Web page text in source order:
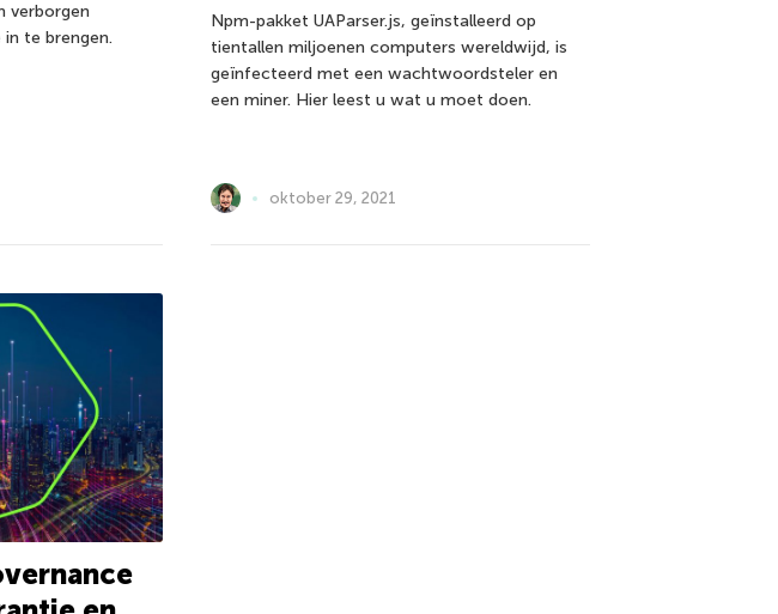
verborgen
te brengen.
Npm-pakket UAParser.js, geïnstalleerd op
tientallen miljoenen computers wereldwijd, is
geïnfecteerd met een wachtwoordsteler en
een miner. Hier leest u wat u moet doen.
oktober 29, 2021